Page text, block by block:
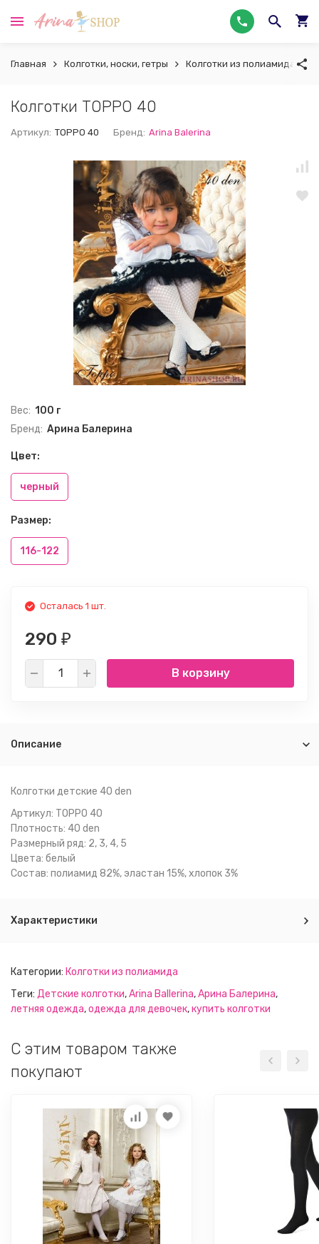
Главная Колготки, носки, гетры Колготки из полиамида
Колготки TOPPO 40
Артикул: TOPPO 40 Бренд: Arina Balerina
Вес: 100 г
Бренд: Арина Балерина
Цвет:
черный
Размер:
116-122
Осталась 1 шт.
290 ₽
В корзину
Описание
Колготки детские 40 den
Артикул: TOPPO 40
Плотность: 40 den
Размерный ряд: 2, 3, 4, 5
Цвета: белый
Состав: полиамид 82%, эластан 15%, хлопок 3%
Характеристики
Категории: Колготки из полиамида
Теги: Детские колготки,Arina Ballerina,Арина Балерина,
летняя одежда,одежда для девочек,купить колготки
C этим товаром также
покупают